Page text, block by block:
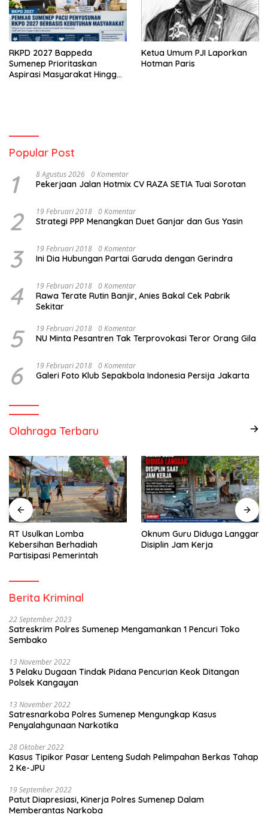
RKPD 2027 Bappeda
Sumenep Prioritaskan
Aspirasi Masyarakat Hingga
Ketua Umum PJI Laporkan
Hotman Paris
Popular Post
1 8 Agustus 2026 0 Komentar
Pekerjaan Jalan Hotmix CV RAZA SETIA Tuai Sorotan
2 19 Februari 2018 0 Komentar
Strategi PPP Menangkan Duet Ganjar dan Gus Yasin
3 19 Februari 2018 0 Komentar
Ini Dia Hubungan Partai Garuda dengan Gerindra
4 19 Februari 2018 0 Komentar
Rawa Terate Rutin Banjir, Anies Bakal Cek Pabrik
Sekitar
5 19 Februari 2018 0 Komentar
NU Minta Pesantren Tak Terprovokasi Teror Orang Gila
6 19 Februari 2018 0 Komentar
Galeri Foto Klub Sepakbola Indonesia Persija Jakarta
Olahraga Terbaru
RT Usulkan Lomba
Kebersihan Berhadiah
Partisipasi Pemerintah
Oknum Guru Diduga Langgar
Disiplin Jam Kerja
Berita Kriminal
22 September 2023
Satreskrim Polres Sumenep Mengamankan 1 Pencuri Toko
Sembako
13 November 2022
3 Pelaku Dugaan Tindak Pidana Pencurian Keok Ditangan
Polsek Kangayan
13 November 2022
Satresnarkoba Polres Sumenep Mengungkap Kasus
Penyalahgunaan Narkotika
28 Oktober 2022
Kasus Tipikor Pasar Lenteng Sudah Pelimpahan Berkas Tahap
2 Ke-JPU
19 September 2022
Patut Diapresiasi, Kinerja Polres Sumenep Dalam
Memberantas Narkoba